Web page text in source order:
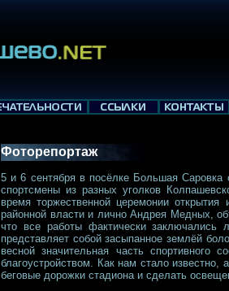
Фоторепортаж
5 и 6 сентября в посёлке Большая Саровка
спортсмены из разных уголков
время торжественной церемонии
районной власти и лично Андрея Медных,
что все работы фактически заключались
представляет собой засыпанное землёй
весной значительная часть спортивного
благоустройством. Как нам стало известно,
беговые дорожки стадиона и сделать